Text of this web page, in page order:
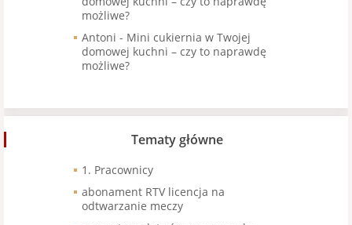
możliwe?
Antoni - Mini cukiernia w Twojej
domowej kuchni – czy to naprawdę
możliwe?
Tematy główne
1. Pracownicy
abonament RTV licencja na
odtwarzanie meczy